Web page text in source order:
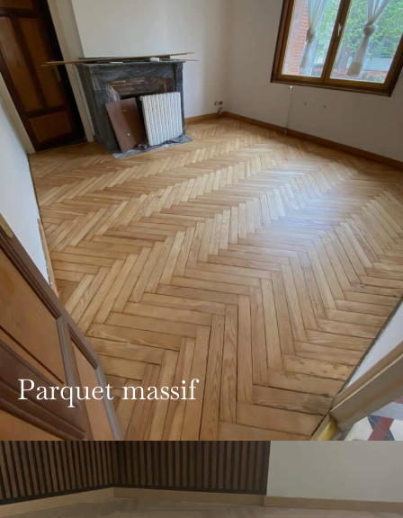
Parquet massif